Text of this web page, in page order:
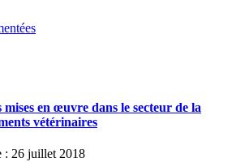
en œuvre dans le secteur de la
vétérinaires
: 26 juillet 2018